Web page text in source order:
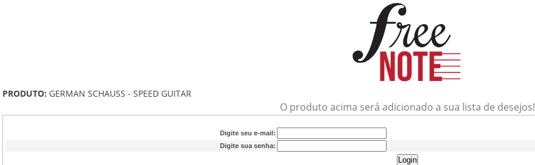
PRODUTO: GERMAN SCHAUSS - SPEED GUITAR
O produto acima será adicionado a sua lista de desejos!
Digite seu e-mail:
Digite sua senha:
Login